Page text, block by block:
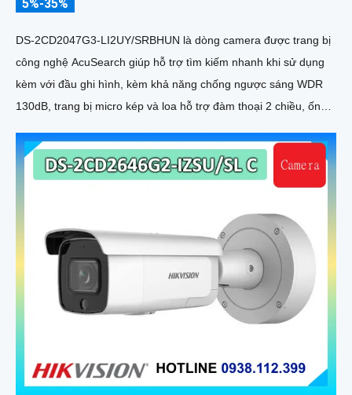
5%-35%
DS-2CD2047G3-LI2UY/SRBHUN là dòng camera được trang bị
công nghệ AcuSearch giúp hỗ trợ tìm kiếm nhanh khi sử dụng
kèm với đầu ghi hình, kèm khả năng chống ngược sáng WDR
130dB, trang bị micro kép và loa hỗ trợ đàm thoại 2 chiều, ống